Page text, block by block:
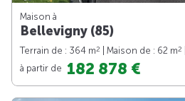
Maison à
Bellevigny (85)
Terrain de : 364 m2 | Maison de : 62 m2
à partir de 182 878 €